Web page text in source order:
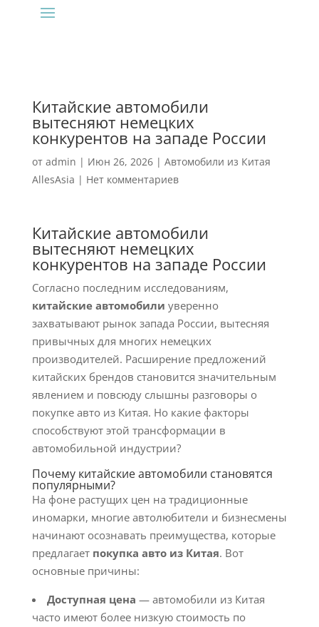
Китайские автомобили
вытесняют немецких
конкурентов на западе России
от admin | Июн 26, 2026| Автомобили из Китая
AllesAsia | Нет комментариев
Китайские автомобили
вытесняют немецких
конкурентов на западе России
Согласно последним исследованиям,
китайские автомобили уверенно
захватывают рынок запада России, вытесняя
привычных для многих немецких
производителей. Расширение предложений
китайских брендов становится значительным
явлением и повсюду слышны разговоры о
покупке авто из Китая. Но какие факторы
способствуют этой трансформации в
автомобильной индустрии?
Почему китайские автомобили становятся
популярными?
На фоне растущих цен на традиционные
иномарки, многие автолюбители и бизнесмены
начинают осознавать преимущества, которые
предлагает покупка авто из Китая. Вот
основные причины:
Доступная цена — автомобили из Китая
часто имеют более низкую стоимость по